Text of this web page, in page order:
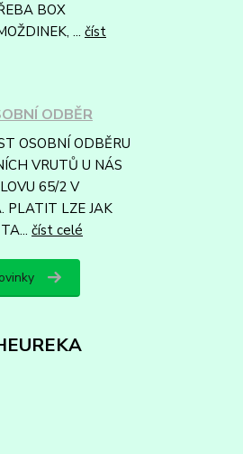
BOX
... číst
ODBĚR
OSOBNÍ ODBĚRU
VRUTŮ U NÁS
65/2 V
PLATIT LZE JAK
číst celé